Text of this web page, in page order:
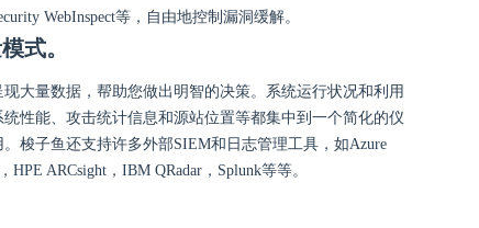
WebInspect等，自由地控制漏洞缓解。
式。
大量数据，帮助您做出明智的决策。系统运行状况和利用
性能、攻击统计信息和源站位置等都集中到一个简化的仪
梭子鱼还支持许多外部SIEM和日志管理工具，如Azure
HPE ARCsight，IBM QRadar，Splunk等等。